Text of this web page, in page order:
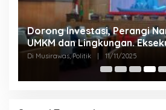
Dorong Investasi, Perangi
UMKM dan Lingkungan.
Raperda Strategis.
Di Musirawas, Politik | 11/11/2025